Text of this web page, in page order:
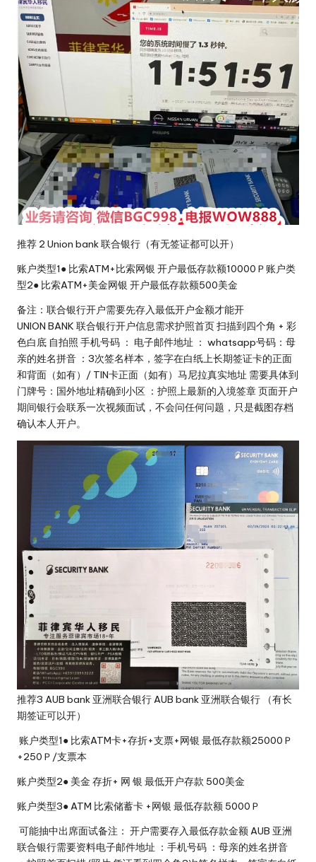
推荐 2 Union bank 联合银行（有无签证都可以开）
账户类型1● 比索ATM+比索网银 开户最低存款额10000Ｐ账户类
型2● 比索ATM+美金网银 开户最低存款额500美金
备注：联合银行开户需要先存入最低开户金额才能开
UNION BANK 联合银行开户信息需求护照首页 扫描到四个角 + 彩
色白底 自拍照 手机号码 ： 电子邮件地址 ： whatsapp号码：母
亲的姓名拼音 ：3次签名样本，签字在白纸上长期签证卡的正面
和背面（如有）/ TIN卡正面（如有）马尼拉真实地址 需要具体到
门牌号：国外地址精确到小区 ：护照上最新的入境签章 页面开户
期间银行会联系一次视频面试，不会问任何问题，只是截图存档
确认本人开户。
推荐3 AUB bank 亚洲联合银行 AUB bank 亚洲联合银行 （有长
期签证可以开）
账户类型1● 比索ATM卡+存折+支票+网银 最低存款额25000Ｐ
+250Ｐ/支票本
账户类型2● 美金 存折+ 网 银 最低开户存款 500美金
账户类型3● ATM 比索储蓄卡 +网银 最低存款额 5000Ｐ
可能抽中出席面试备注： 开户需要存入最低存款金额 AUB 亚洲
联合银行需要资料电子邮件地址 ：手机号码 ：母亲的姓名拼音